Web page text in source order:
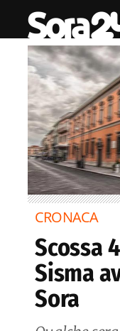
CRONACA
Scossa
Sisma
Sora